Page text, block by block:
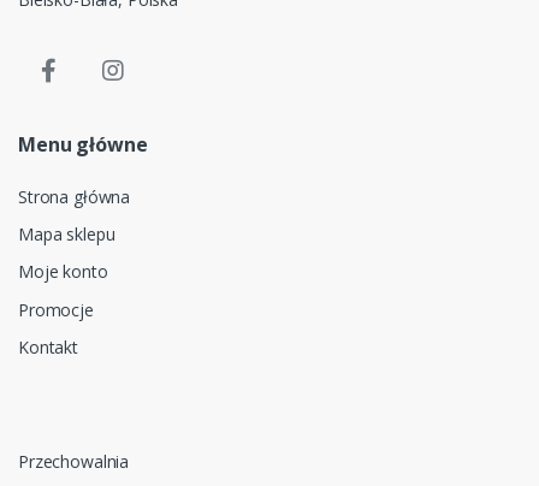
Menu główne
Strona główna
Mapa sklepu
Moje konto
Promocje
Kontakt
Przechowalnia